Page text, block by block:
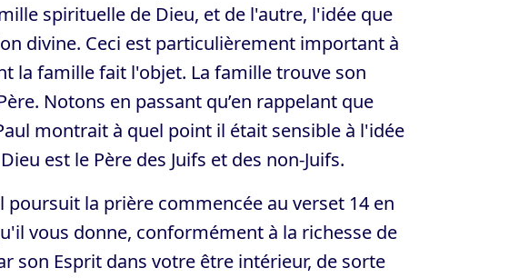
spirituelle de Dieu, et de l'autre, l'idée que
divine. Ceci est particulièrement important à
la famille fait l'objet. La famille trouve son
Notons en passant qu’en rappelant que
montrait à quel point il était sensible à l'idée
est le Père des Juifs et des non-Juifs.
la prière commencée au verset 14 en
vous donne, conformément à la richesse de
son Esprit dans votre être intérieur, de sorte